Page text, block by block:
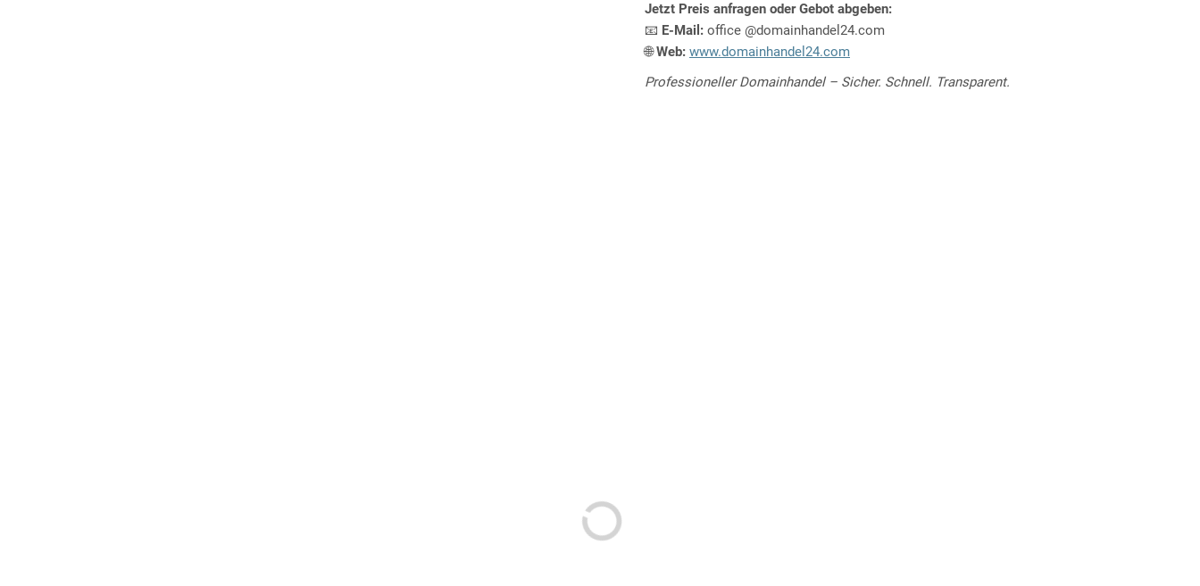
Jetzt Preis anfragen oder Gebot abgeben:
📧 E-Mail: office @domainhandel24.com
🌐Web: www.domainhandel24.com
Professioneller Domainhandel – Sicher. Schnell. Transparent.